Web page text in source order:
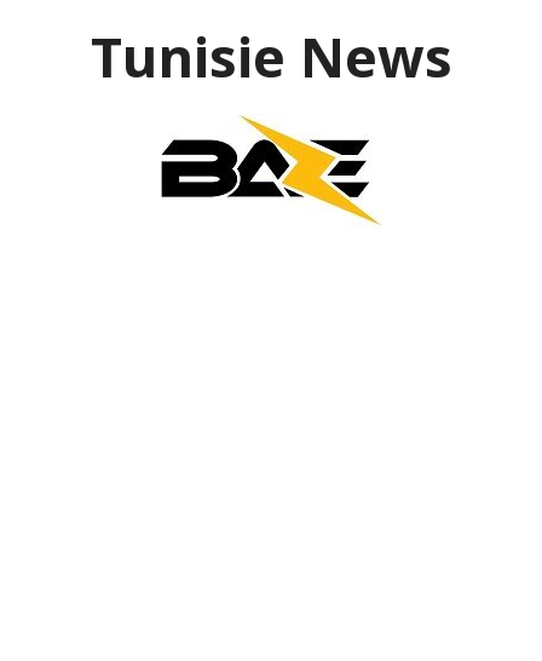
Tunisie News